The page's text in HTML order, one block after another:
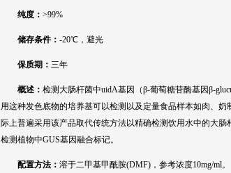
纯度： >99%
储存条件： -20℃，避光
保质期： 三年
概述： 检测大肠杆菌中uidA基因（β-葡萄糖苷酶基因β-
用这种发色底物的培养基可以检测以及定量食品样本如肉、
际上普遍采用该产品取代传统方法以精确检测饮用水中的大
检测植物中GUS基因融合标记。
配置方法： 溶于二甲基甲酰胺(DMF)，参考浓度10mg/ml。